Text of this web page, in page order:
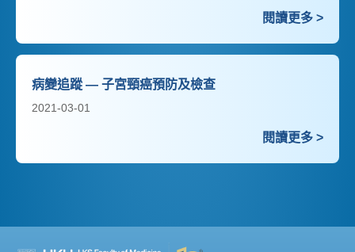
閱讀更多 >
病變追蹤 — 子宮頸癌預防及檢查
2021-03-01
閱讀更多 >